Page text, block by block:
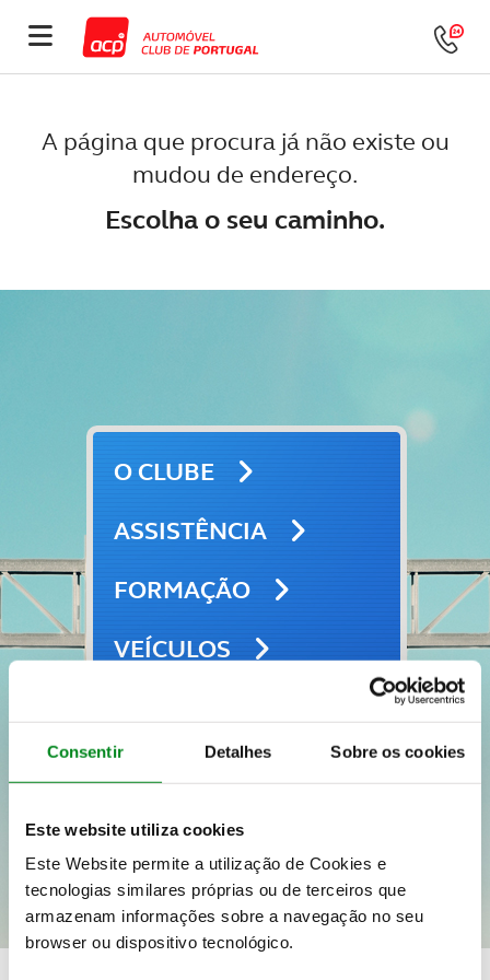
Consentir Detalhes Sobre os cookies
Este website utiliza cookies
Este Website permite a utilização de Cookies e
tecnologias similares próprias ou de terceiros que
armazenam informações sobre a navegação no seu
browser ou dispositivo tecnológico.
A página que procura já não existe ou
mudou de endereço.
Escolha o seu caminho.
O CLUBE
ASSISTÊNCIA
FORMAÇÃO
VEÍCULOS
VIAGENS E LAZER